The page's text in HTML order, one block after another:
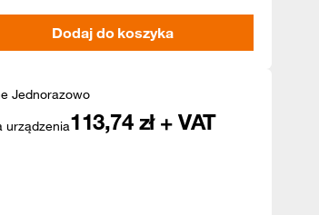
Dodaj do koszyka
Jednorazowo
urządzenia113,74 zł + VAT